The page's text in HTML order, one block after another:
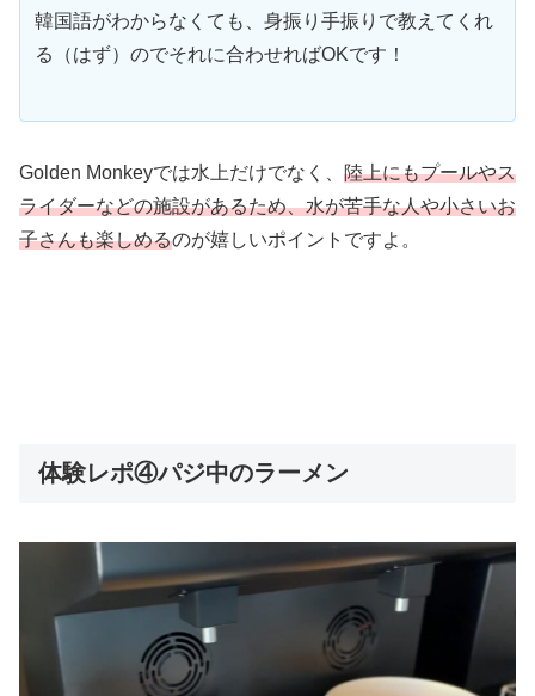
韓国語がわからなくても、身振り手振りで教えてくれ
る（はず）のでそれに合わせればOKです！
Golden Monkeyでは水上だけでなく、 陸上にもプールやス
ライダーなどの施設があるため、水が苦手な人や小さいお
子さんも楽しめるのが嬉しいポイントですよ。
体験レポ④パジ中のラーメン